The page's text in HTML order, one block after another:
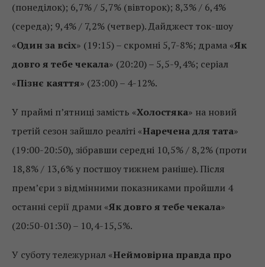
(понеділок); 6,7% / 5,7% (вівторок); 8,3% / 6,4%
(середа); 9,4% / 7,2% (четвер). Дайджест ток-шоу
«Один за всіх» (19:15) – скромні 5,7-8%; драма «Як
довго я тебе чекала» (20:20) – 5,5-9,4%; серіал
«Пізнє каяття» (23:00) – 4-12%.
У праймі п’ятниці замість «Холостяка» на новий
третій сезон зайшло реаліті «Наречена для тата»
(19:00-20:50), зібравши середні 10,5% / 8,2% (проти
18,8% / 13,6% у постшоу тижнем раніше). Після
прем’єри з відмінними показниками пройшли 4
останні серії драми «Як довго я тебе чекала»
(20:50-01:30) – 10,4-15,5%.
У суботу тележурнал «Неймовірна правда про